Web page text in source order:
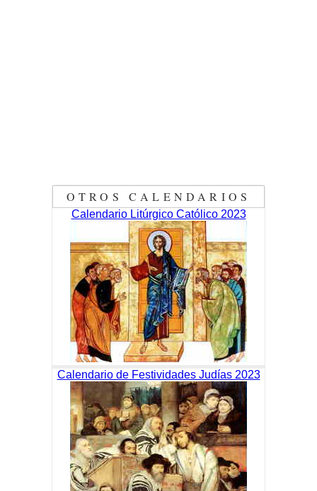
OTROS CALENDARIOS
Calendario Litúrgico Católico 2023
Calendario de Festividades Judías 2023